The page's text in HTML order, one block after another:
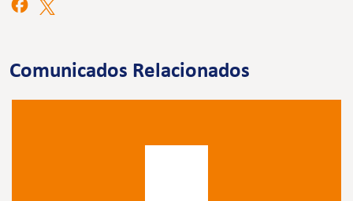
Comunicados Relacionados